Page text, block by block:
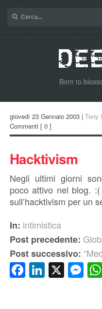
Born to
giovedì 23 Gennaio 2003 | Tony
Commenti [ 0 ]
Hacktivism
Negli ultimi giorni
poco attivo nel blog.
sull’hacktivism per un
In: intimistica
Post precedente:
Post successivo:
Facebook
X